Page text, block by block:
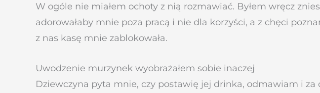
W ogóle nie miałem ochoty z nią rozmawiać. Byłem wręcz
adorowałaby mnie poza pracą i nie dla korzyści, a z chęci
z nas kasę mnie zablokowała.
Uwodzenie murzynek wyobrażałem sobie inaczej
Dziewczyna pyta mnie, czy postawię jej drinka, odmawiam i za